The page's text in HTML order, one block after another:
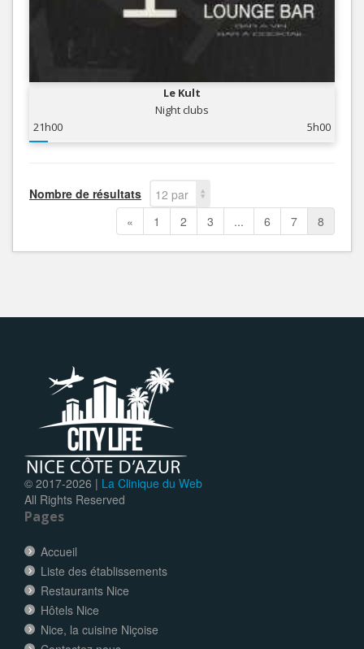
Le Kult
Night clubs
21h00
5h00
Nombre de résultats
12 par
page
« 1 2 3 ... 6 7 8
© 2017-2026 | La Clinique du Web
All Rights Reserved
Pages
Accueil
Liste des établissements
Restaurants Nice
Hôtels Nice
Nice, la cuisine Niçoise